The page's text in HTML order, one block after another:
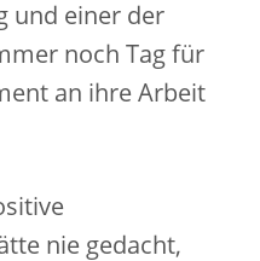
und einer der
noch Tag für
an ihre Arbeit
nie gedacht,